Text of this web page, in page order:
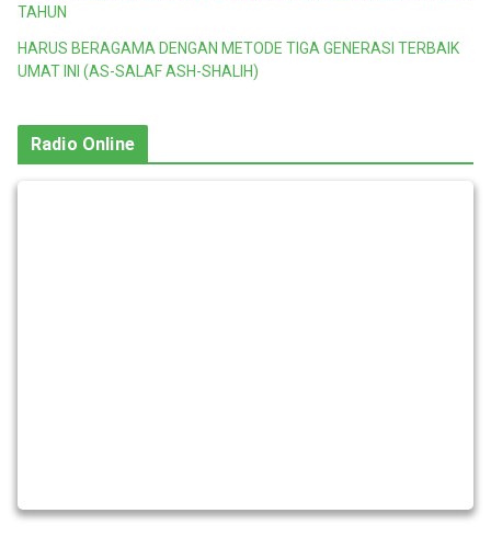
TAHUN
HARUS BERAGAMA DENGAN METODE TIGA GENERASI TERBAIK
UMAT INI (AS-SALAF ASH-SHALIH)
Radio Online